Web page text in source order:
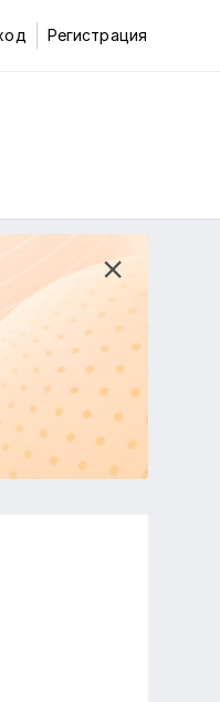
Регистрация